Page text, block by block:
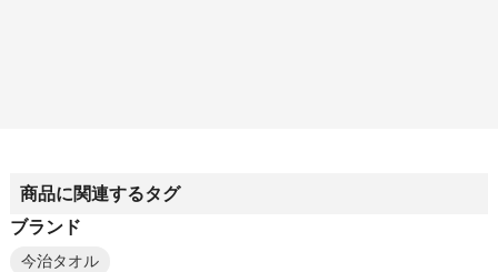
商品に関連するタグ
ブランド
今治タオル